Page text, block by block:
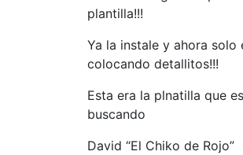
plantilla!!!
Ya la instale y ahora solo
colocando detallitos!!!
Esta era la plnatilla que
buscando
David “El Chiko de Rojo”